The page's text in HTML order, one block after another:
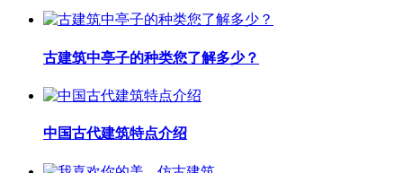
古建筑中亭子的种类您了解多少？
中国古代建筑特点介绍